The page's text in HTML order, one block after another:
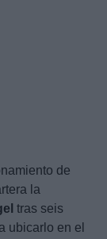
de
la
tras seis
ubicarlo en el